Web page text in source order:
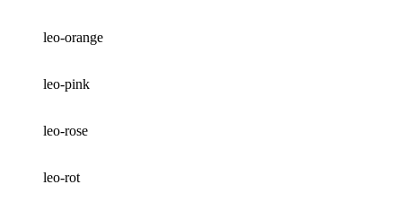
leo-orange
leo-pink
leo-rose
leo-rot